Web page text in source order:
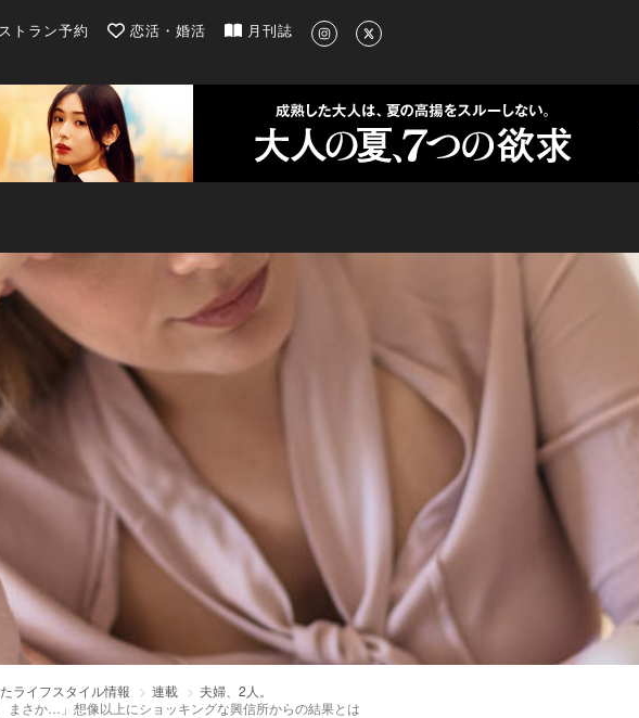
レンダー | 最新のグルメ、洗練されたライフスタイル情報
トラン予約 恋活・婚活 月刊誌
ライフスタイル情報 連載
夫婦、2人。
まさか…」想像以上にショッキングな興信所からの結果とは